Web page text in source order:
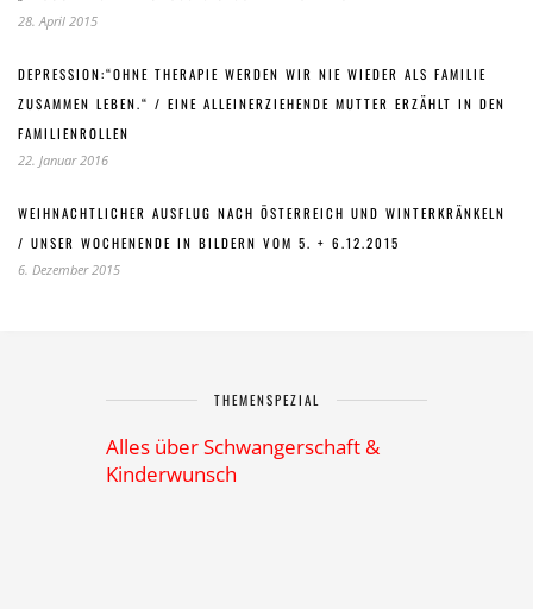
28. April 2015
DEPRESSION:“OHNE THERAPIE WERDEN WIR NIE WIEDER ALS FAMILIE
ZUSAMMEN LEBEN.“ / EINE ALLEINERZIEHENDE MUTTER ERZÄHLT IN DEN
FAMILIENROLLEN
22. Januar 2016
WEIHNACHTLICHER AUSFLUG NACH ÖSTERREICH UND WINTERKRÄNKELN
/ UNSER WOCHENENDE IN BILDERN VOM 5. + 6.12.2015
6. Dezember 2015
THEMENSPEZIAL
Alles über Schwangerschaft &
Kinderwunsch